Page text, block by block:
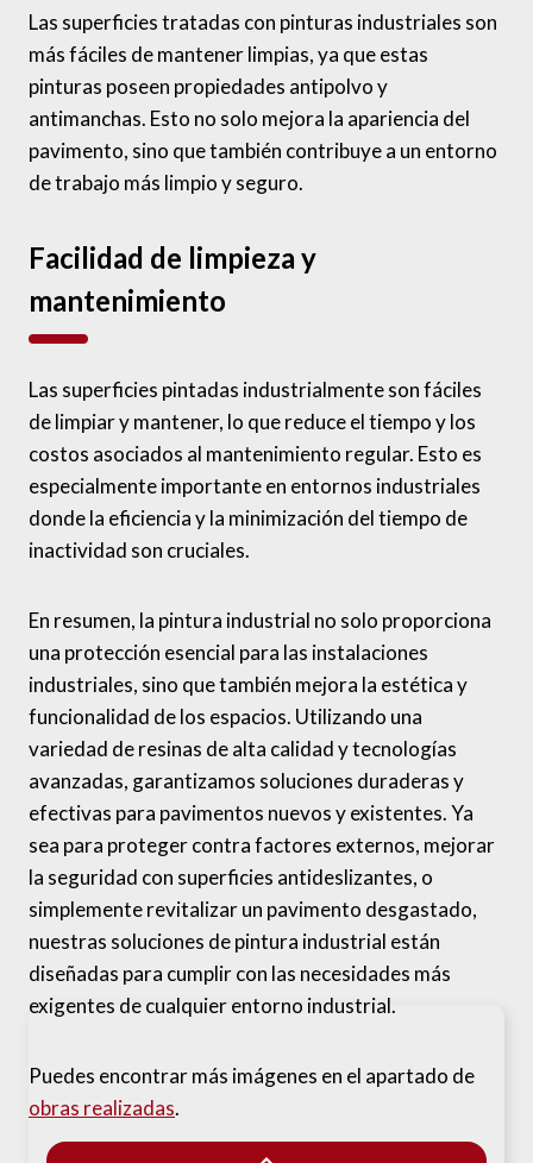
Las superficies tratadas con pinturas industriales son
más fáciles de mantener limpias, ya que estas
pinturas poseen propiedades antipolvo y
antimanchas. Esto no solo mejora la apariencia del
pavimento, sino que también contribuye a un entorno
de trabajo más limpio y seguro.
Facilidad de limpieza y
mantenimiento
Las superficies pintadas industrialmente son fáciles
de limpiar y mantener, lo que reduce el tiempo y los
costos asociados al mantenimiento regular. Esto es
especialmente importante en entornos industriales
donde la eficiencia y la minimización del tiempo de
inactividad son cruciales.
En resumen, la pintura industrial no solo proporciona
una protección esencial para las instalaciones
industriales, sino que también mejora la estética y
funcionalidad de los espacios. Utilizando una
variedad de resinas de alta calidad y tecnologías
avanzadas, garantizamos soluciones duraderas y
efectivas para pavimentos nuevos y existentes. Ya
sea para proteger contra factores externos, mejorar
la seguridad con superficies antideslizantes, o
simplemente revitalizar un pavimento desgastado,
nuestras soluciones de pintura industrial están
diseñadas para cumplir con las necesidades más
exigentes de cualquier entorno industrial.
Puedes encontrar más imágenes en el apartado de
obras realizadas.